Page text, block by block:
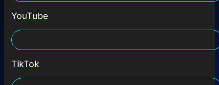
YouTube
TikTok